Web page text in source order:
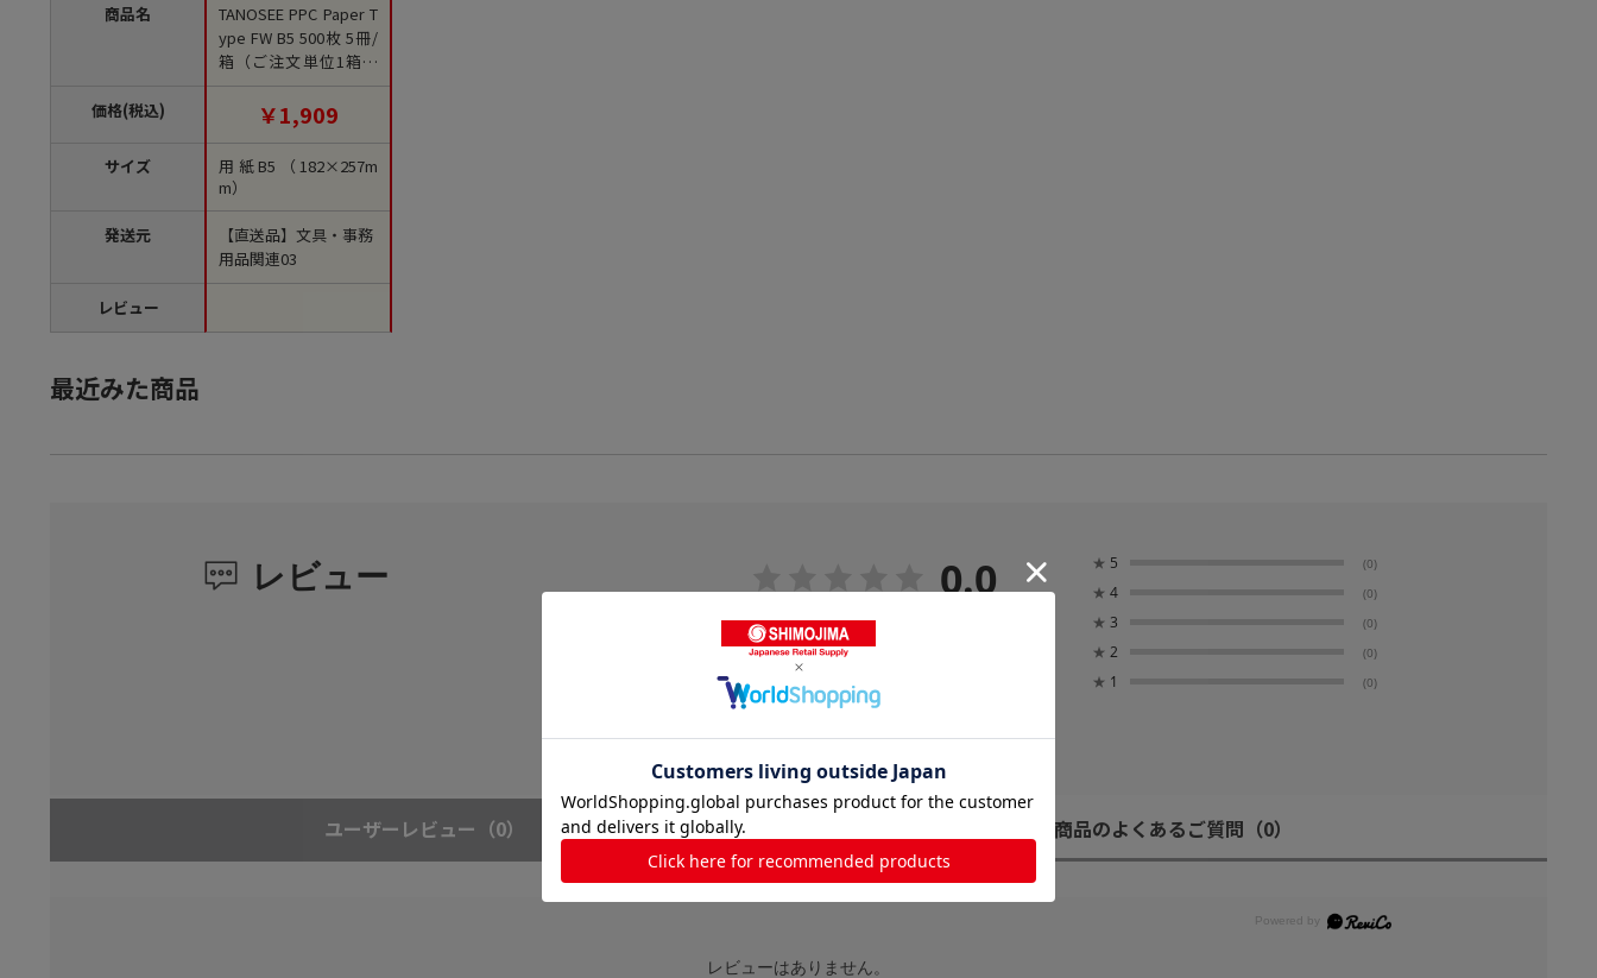
商品名
価格(税込)
サイズ
発送元
レビュー
TANOSEE PPC Paper T
ype FW B5 500枚 5冊/
箱（ご注文単位1箱）
【直送品】
￥1,909
用紙B5（182×257m
m）
【直送品】文具・事務
用品関連03
最近みた商品
レビュー 0.0
レビュー件数：
★ 5 (0)
★ 4 (0)
★ 3 (0)
★ 2 (0)
★ 1 (0)
ユーザーレビュー （0） 商品のよくあるご質問 （0）
レビューはありません。